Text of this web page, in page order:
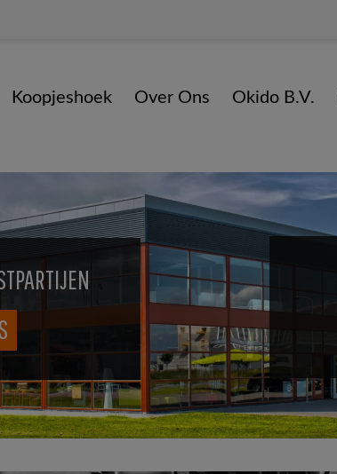
Koopjeshoek Over Ons Okido B.V.